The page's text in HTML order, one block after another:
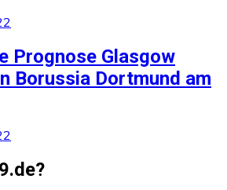
Prognose Glasgow
Borussia Dortmund am